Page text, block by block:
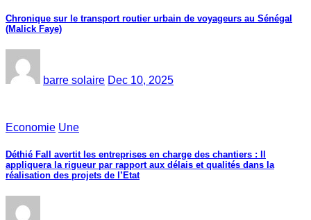
Chronique sur le transport routier urbain de voyageurs au Sénégal
(Malick Faye)
barre solaire Dec 10, 2025
Economie Une
Déthié Fall avertit les entreprises en charge des chantiers : Il
appliquera la rigueur par rapport aux délais et qualités dans la
réalisation des projets de l’Etat